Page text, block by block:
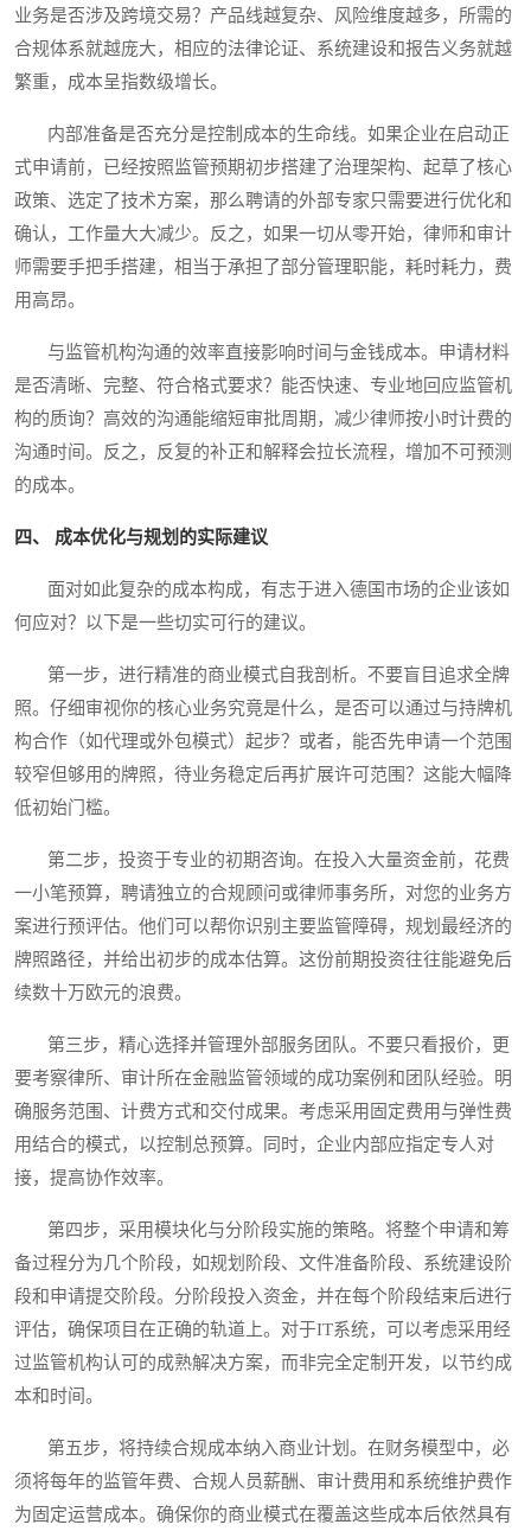
业务是否涉及跨境交易？产品线越复杂、风险维度越多，所需的
合规体系就越庞大，相应的法律论证、系统建设和报告义务就越
繁重，成本呈指数级增长。
内部准备是否充分是控制成本的生命线。如果企业在启动正
式申请前，已经按照监管预期初步搭建了治理架构、起草了核心
政策、选定了技术方案，那么聘请的外部专家只需要进行优化和
确认，工作量大大减少。反之，如果一切从零开始，律师和审计
师需要手把手搭建，相当于承担了部分管理职能，耗时耗力，费
用高昂。
与监管机构沟通的效率直接影响时间与金钱成本。申请材料
是否清晰、完整、符合格式要求？能否快速、专业地回应监管机
构的质询？高效的沟通能缩短审批周期，减少律师按小时计费的
沟通时间。反之，反复的补正和解释会拉长流程，增加不可预测
的成本。
四、 成本优化与规划的实际建议
面对如此复杂的成本构成，有志于进入德国市场的企业该如
何应对？以下是一些切实可行的建议。
第一步，进行精准的商业模式自我剖析。不要盲目追求全牌
照。仔细审视你的核心业务究竟是什么，是否可以通过与持牌机
构合作（如代理或外包模式）起步？或者，能否先申请一个范围
较窄但够用的牌照，待业务稳定后再扩展许可范围？这能大幅降
低初始门槛。
第二步，投资于专业的初期咨询。在投入大量资金前，花费
一小笔预算，聘请独立的合规顾问或律师事务所，对您的业务方
案进行预评估。他们可以帮你识别主要监管障碍，规划最经济的
牌照路径，并给出初步的成本估算。这份前期投资往往能避免后
续数十万欧元的浪费。
第三步，精心选择并管理外部服务团队。不要只看报价，更
要考察律所、审计所在金融监管领域的成功案例和团队经验。明
确服务范围、计费方式和交付成果。考虑采用固定费用与弹性费
用结合的模式，以控制总预算。同时，企业内部应指定专人对
接，提高协作效率。
第四步，采用模块化与分阶段实施的策略。将整个申请和筹
备过程分为几个阶段，如规划阶段、文件准备阶段、系统建设阶
段和申请提交阶段。分阶段投入资金，并在每个阶段结束后进行
评估，确保项目在正确的轨道上。对于IT系统，可以考虑采用经
过监管机构认可的成熟解决方案，而非完全定制开发，以节约成
本和时间。
第五步，将持续合规成本纳入商业计划。在财务模型中，必
须将每年的监管年费、合规人员薪酬、审计费用和系统维护费作
为固定运营成本。确保你的商业模式在覆盖这些成本后依然具有